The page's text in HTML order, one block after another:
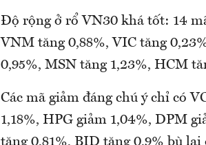
Độ rộng ở rổ VN30 khá tốt: 14
VNM tăng 0,88%, VIC tăng
0,95%, MSN tăng 1,23%, HCM
Các mã giảm đáng chú ý chỉ có
1,18%, HPG giảm 1,04%, DPM
tăng 0,81%, BID tăng 0,9% bù lại